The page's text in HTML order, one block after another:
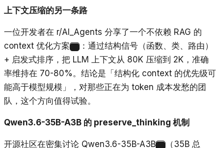
上下文压缩的另一条路
一位开发者在 r/AI_Agents 分享了一个不依赖 RAG 的
context 优化方案
：通过结构信号（函数、类、路由）
+ 启发式排序，把 LLM 上下文从 80K 压缩到 2K，准确
率维持在 70-80%。结论是「结构化 context 的优先级可
能高于模型规模」，对那些正在为 token 成本发愁的团
队，这个方向值得试验。
Qwen3.6-35B-A3B 的 preserve_thinking 机制
开源社区在密集讨论 Qwen3.6-35B-A3B
（35B 总